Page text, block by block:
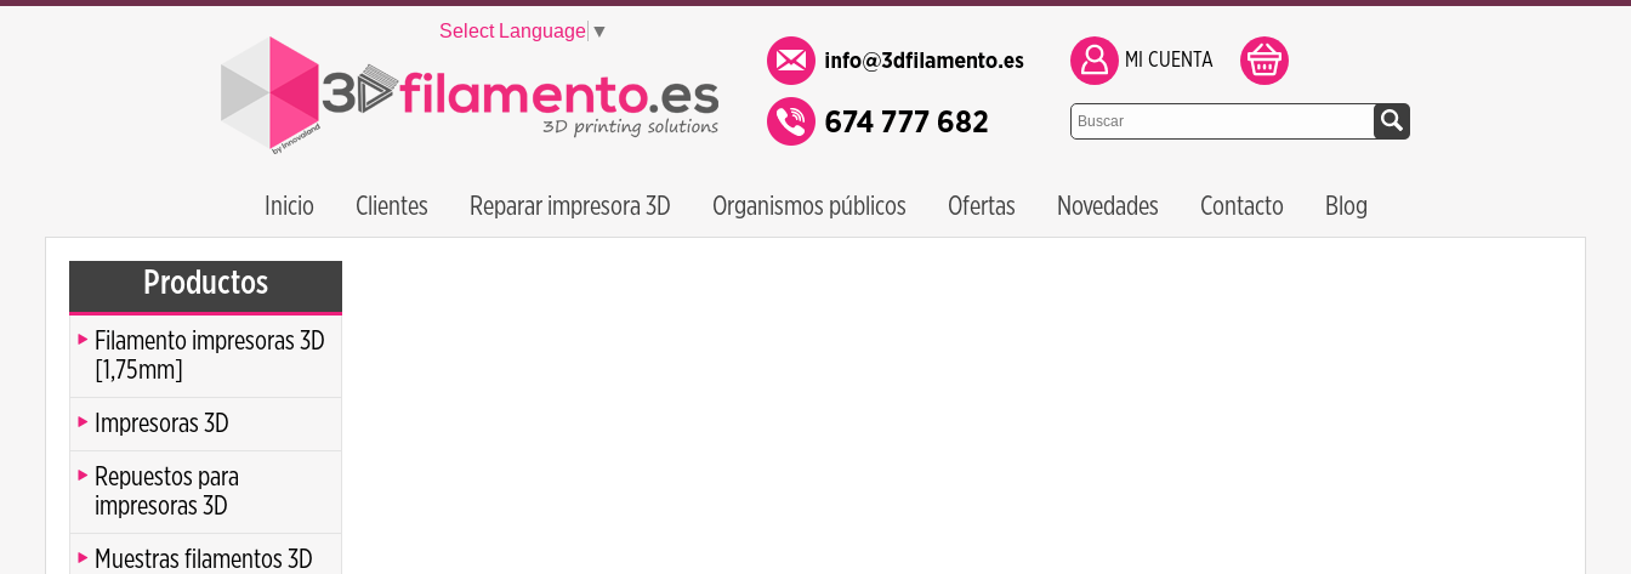
Select Language ▼
MI CUENTA
Inicio Clientes Reparar impresora 3D Organismos públicos Ofertas Novedades Contacto Blog
Productos
Filamento impresoras 3D
[1,75mm]
Impresoras 3D
Repuestos para
impresoras 3D
Muestras filamentos 3D